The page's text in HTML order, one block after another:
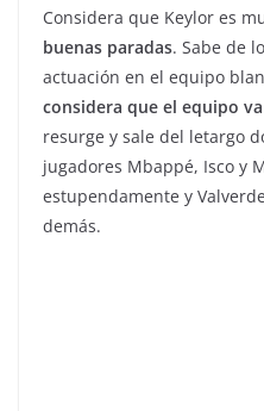
Considera que Keylor es
buenas paradas. Sabe de
actuación en el equipo
considera que el equipo
resurge y sale del letargo
jugadores Mbappé, Isco y
estupendamente y
demás.